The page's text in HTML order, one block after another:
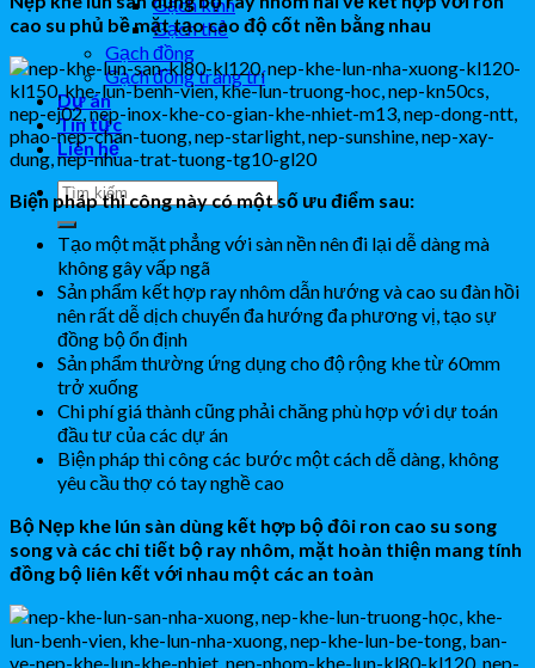
Gạch thẻ
Gạch đồng
Gạch đồng trang trí
Dự án
Tin tức
Liên hệ
cao su phủ bề mặt tạo cao độ cốt nền bằng nhau
Biện pháp thi công này có một số ưu điểm sau:
Tạo một mặt phẳng với sàn nền nên đi lại dễ dàng mà
không gây vấp ngã
Sản phẩm kết hợp ray nhôm dẫn hướng và cao su đàn hồi
nên rất dễ dịch chuyển đa hướng đa phương vị, tạo sự
đồng bộ ổn định
Sản phẩm thường ứng dụng cho độ rộng khe từ 60mm
trở xuống
Chi phí giá thành cũng phải chăng phù hợp với dự toán
đầu tư của các dự án
Biện pháp thi công các bước một cách dễ dàng, không
yêu cầu thợ có tay nghề cao
Bộ Nẹp khe lún sàn dùng kết hợp bộ đôi ron cao su song
song và các chi tiết bộ ray nhôm, mặt hoàn thiện mang tính
đồng bộ liên kết với nhau một các an toàn